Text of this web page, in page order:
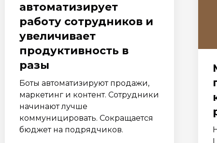
автоматизирует
работу сотрудников и
увеличивает
продуктивность в
разы
Боты автоматизируют продажи,
маркетинг и контент. Сотрудники
начинают лучше
коммуницировать. Сокращается
бюджет на подрядчиков.